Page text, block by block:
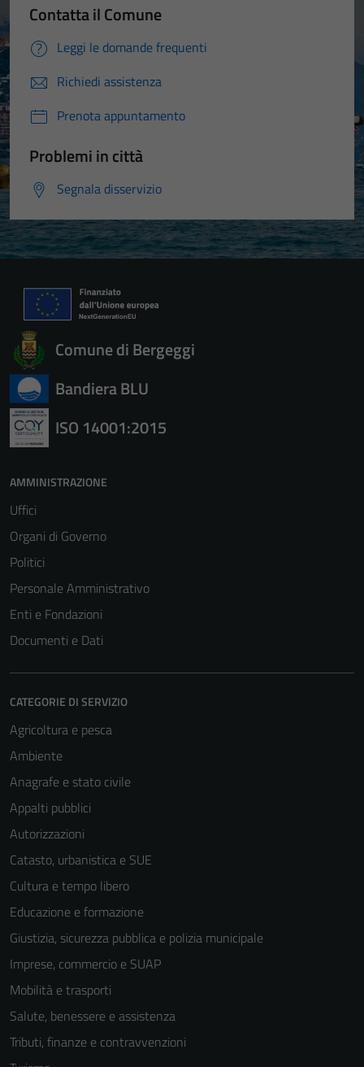
Contatta il Comune
Leggi le domande frequenti
Richiedi assistenza
Prenota appuntamento
Problemi in città
Segnala disservizio
Comune di Bergeggi
Bandiera BLU
ISO 14001:2015
AMMINISTRAZIONE
Uffici
Organi di Governo
Politici
Personale Amministrativo
Enti e Fondazioni
Documenti e Dati
CATEGORIE DI SERVIZIO
Agricoltura e pesca
Ambiente
Anagrafe e stato civile
Appalti pubblici
Autorizzazioni
Catasto, urbanistica e SUE
Cultura e tempo libero
Educazione e formazione
Giustizia, sicurezza pubblica e polizia municipale
Imprese, commercio e SUAP
Mobilità e trasporti
Salute, benessere e assistenza
Tributi, finanze e contravvenzioni
Questi cookie
non raccolgono